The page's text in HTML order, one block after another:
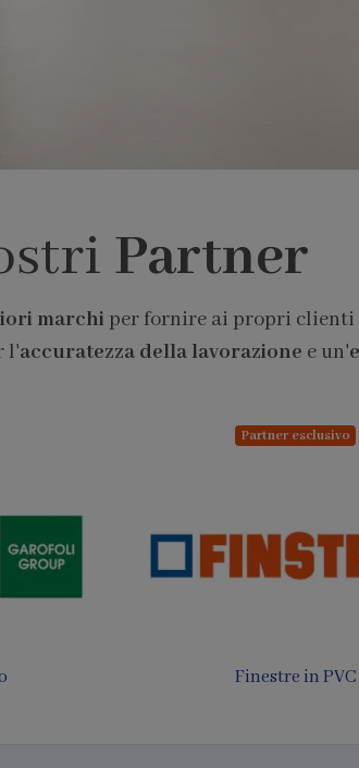
Partner
marchiper fornire ai propri clienti
l'accuratezza della lavorazione e un'
Partner esclusivo
Finestre in legno e